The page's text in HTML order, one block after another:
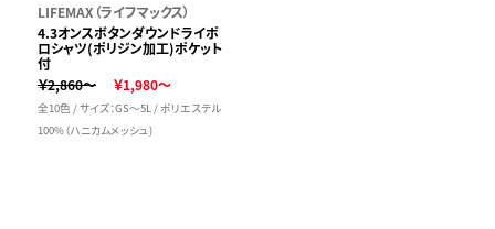
LIFEMAX（ライフマックス）
4.3オンスボタンダウンドライポ
ロシャツ(ポリジン加工)ポケット
付
￥2,860～
￥1,980～
全10色 / サイズ：GS～5L / ポリエステル
100%（ハニカムメッシュ)